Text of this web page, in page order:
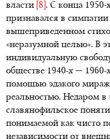
власти [8] . С конца 1950-
признавался в
вышеприведенном
«неразумной целью». В
индивидуальную
обществе 1940-х — 1960-
помощью эдакого
реальностью. Недаром в
славянофильское
понимаемой как чисто
независимости от